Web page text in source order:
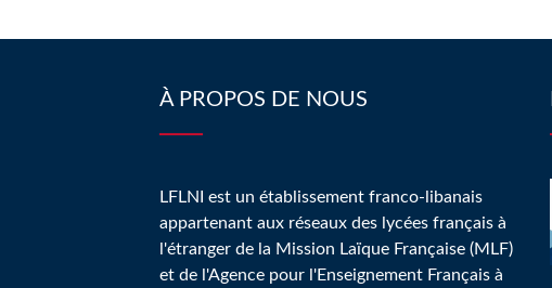
À PROPOS DE NOUS
LFLNI est un établissement franco-libanais
appartenant aux réseaux des lycées français à
l'étranger de la Mission Laïque Française (MLF)
et de l'Agence pour l'Enseignement Français à